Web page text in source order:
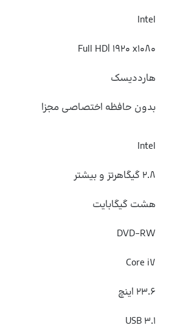
Intel
Full HD| ۱۹۲۰ x۱۰۸۰
هارددیسک
بدون حافظه اختصاصی مجزا
Intel
۲.۸ گیگاهرتز و بیشتر
هشت گیگابایت
DVD-RW
Core i۷
۲۳.۶ اینچ
USB ۳.۱